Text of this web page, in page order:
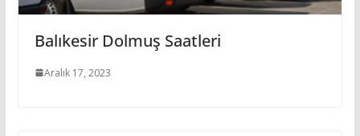
Balıkesir Dolmuş Saatleri
Aralık 17, 2023